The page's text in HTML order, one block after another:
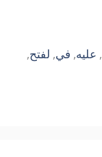
, عليه, في, لفتح,